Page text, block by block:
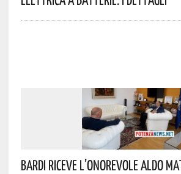
Bardi Riceve L’onorevole Aldo